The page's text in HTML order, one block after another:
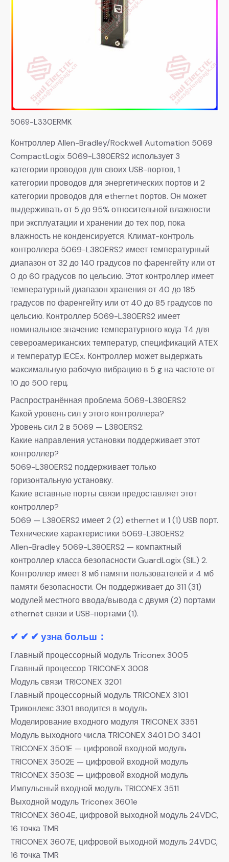
5069-L330ERMK
Контроллер Allen-Bradley/Rockwell Automation 5069
CompactLogix 5069-L380ERS2 использует 3
категории проводов для своих USB-портов, 1
категории проводов для энергетических портов и 2
категории проводов для ethernet портов. Он может
выдерживать от 5 до 95% относительной влажности
при эксплуатации и хранении до тех пор, пока
влажность не конденсируется. Климат-контроль
контроллера 5069-L380ERS2 имеет температурный
диапазон от 32 до 140 градусов по фаренгейту или от
0 до 60 градусов по цельсию. Этот контроллер имеет
температурный диапазон хранения от 40 до 185
градусов по фаренгейту или от 40 до 85 градусов по
цельсию. Контроллер 5069-L380ERS2 имеет
номинальное значение температурного кода T4 для
североамериканских температур, спецификаций ATEX
и температур IECEx. Контроллер может выдержать
максимальную рабочую вибрацию в 5 g на частоте от
10 до 500 герц.
Распространённая проблема 5069-L380ERS2
Какой уровень сил у этого контроллера?
Уровень сил 2 в 5069 — L380ERS2.
Какие направления установки поддерживает этот
контроллер?
5069-L380ERS2 поддерживает только
горизонтальную установку.
Какие вставные порты связи предоставляет этот
контроллер?
5069 — L380ERS2 имеет 2 (2) ethernet и 1 (1) USB порт.
Технические характеристики 5069-L380ERS2
Allen-Bradley 5069-L380ERS2 — компактный
контроллер класса безопасности GuardLogix (SIL) 2.
Контроллер имеет 8 мб памяти пользователей и 4 мб
памяти безопасности. Он поддерживает до 311 (31)
модулей местного ввода/вывода с двумя (2) портами
ethernet связи и USB-портами (1).
✔ ✔ ✔ узна больш：
Главный процессорный модуль Triconex 3005
Главный процессор TRICONEX 3008
Модуль связи TRICONEX 3201
Главный процессорный модуль TRICONEX 3101
Триконлекс 3301 вводится в модуль
Моделирование входного модуля TRICONEX 3351
Модуль выходного числа TRICONEX 3401 DO 3401
TRICONEX 3501E — цифровой входной модуль
TRICONEX 3502E — цифровой входной модуль
TRICONEX 3503E — цифровой входной модуль
Импульсный входной модуль TRICONEX 3511
Выходной модуль Triconex 3601e
TRICONEX 3604E, цифровой выходной модуль 24VDC,
16 точка TMR
TRICONEX 3607E, цифровой выходной модуль 24VDC,
16 точка TMR